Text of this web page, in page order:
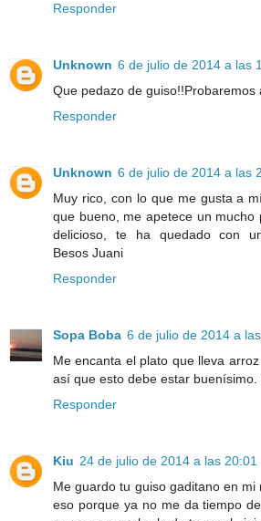
Responder
Unknown 6 de julio de 2014 a las
Que pedazo de guiso!!Probaremos
Responder
Unknown 6 de julio de 2014 a las
Muy rico, con lo que me gusta a
que bueno, me apetece un mucho
delicioso, te ha quedado con
Besos Juani
Responder
Sopa Boba 6 de julio de 2014 a
Me encanta el plato que lleva
así que esto debe estar
Responder
Kiu 24 de julio de 2014 a las 20:01
Me guardo tu guiso gaditano en mi
eso porque ya no me da tiempo